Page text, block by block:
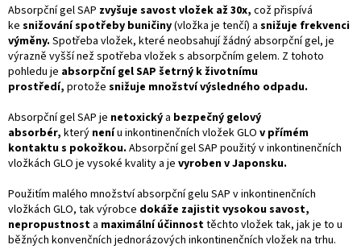
Absorpční gel SAP zvyšuje savost vložek až 30x, což přispívá
ke snižování spotřeby buničiny(vložka je tenčí) a snižuje frekvenci
výměny. Spotřeba vložek, které neobsahují žádný absorpční gel, je
výrazně vyšší než spotřeba vložek s absorpčním gelem. Z tohoto
pohledu je absorpční gel SAP šetrný k životnímu
prostředí, protože snižuje množství výsledného odpadu.
Absorpční gel SAP je netoxický a bezpečný gelový
absorbér, který neníu inkontinenčních vložek GLO v přímém
kontaktu s pokožkou. Absorpční gel SAP použitý v inkontinenčních
vložkách GLO je vysoké kvality a je vyroben v Japonsku.
Použitím malého množství absorpční gelu SAP v inkontinenčních
vložkách GLO, tak výrobce dokáže zajistit vysokou savost,
nepropustnost a maximální účinnosttěchto vložek tak, jak je to u
běžných konvenčních jednorázových inkontinenčních vložek na trhu.